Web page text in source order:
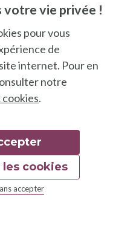
votre vie privée !
pour vous
de
internet. Pour en
notre
.
accepter
cookies
Food
légales